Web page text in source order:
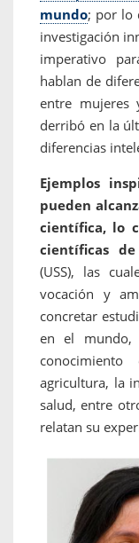
mundo; por lo
investigación
imperativo
hablan de
entre mujeres
derribó en la
diferencias
Ejemplos
pueden
científica, lo
científicas
(USS), las
vocación y
concretar
en el mundo,
agricultura, la
salud, entre
relatan su